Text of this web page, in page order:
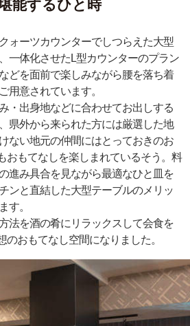
能するひと時
ォーツカウンターでしつらえた大型
一体化させたL型カウンターのプラン
どを面前で楽しみながら腰を落ち着
用意されています。
・出身地などに合わせてお出しする
県外から来られた方には厳選した地
ない地元の仲間にはとっておきのお
おもてなしを楽しまれているそう。料
進み具合を見ながら最適なひと皿を
ンと直結した大型テーブルのメリッ
す。
法を酒の肴にリラックスして会食を
のおもてなし空間になりました。